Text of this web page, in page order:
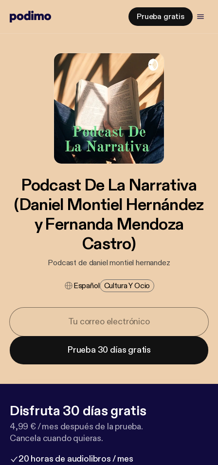
Prueba gratis
Podcast De La Narrativa
(Daniel Montiel Hernández
y Fernanda Mendoza
Castro)
Podcast de daniel montiel hernandez
Español Cultura Y Ocio
Prueba 30 días gratis
Disfruta 30 días gratis
4,99 € / mes después de la prueba.
Cancela cuando quieras.
20 horas de audiolibros / mes